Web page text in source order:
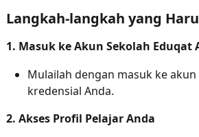
Langkah-langkah yang
1. Masuk ke Akun Sekolah Eduqat
Mulailah dengan masuk ke
kredensial Anda.
2. Akses Profil Pelajar Anda